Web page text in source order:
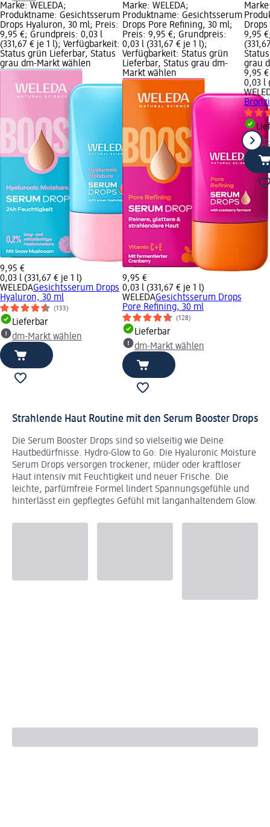
Marke: WELEDA;
Produktname: Gesichtsserum
Drops Hyaluron, 30 ml; Preis:
9,95 €; Grundpreis: 0,03 l
(331,67 € je 1 l); Verfügbarkeit:
Status grün Lieferbar, Status
grau dm-Markt wählen
9,95 €
0,03 l (331,67 € je 1 l)
WELEDAGesichtsserum Drops
Hyaluron, 30 ml
(133)
Lieferbar
dm-Markt wählen
Marke: WELEDA;
Produktname: Gesichtsserum
Drops Pore Refining, 30 ml;
Preis: 9,95 €; Grundpreis:
0,03 l (331,67 € je 1 l);
Verfügbarkeit: Status grün
Lieferbar, Status grau dm-
Markt wählen
9,95 €
0,03 l (331,67 € je 1 l)
WELEDAGesichtsserum Drops
Pore Refining, 30 ml
(128)
Lieferbar
dm-Markt wählen
9,95
grau
9,95 €
0,03 l
Strahlende Haut Routine mit den Serum Booster Drops
Die Serum Booster Drops sind so vielseitig wie Deine
Hautbedürfnisse. Hydro-Glow to Go: Die Hyaluronic Moisture
Serum Drops versorgen trockener, müder oder kraftloser
Haut intensiv mit Feuchtigkeit und neuer Frische. Die
leichte, parfümfreie Formel lindert Spannungsgefühle und
hinterlässt ein gepflegtes Gefühl mit langanhaltendem Glow.